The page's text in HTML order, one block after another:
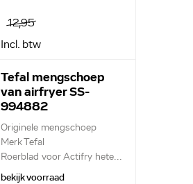
12,95
Incl. btw
Tefal mengschoep
van airfryer SS-
994882
Originele mengschoep
Merk Tefal
Roerblad voor Actifry hete...
bekijk voorraad